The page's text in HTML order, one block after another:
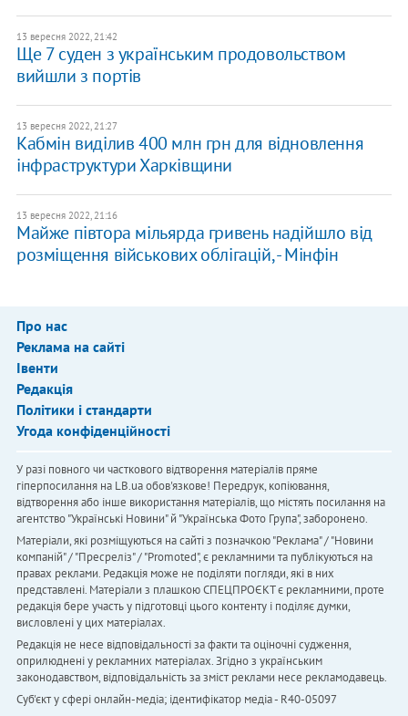
13 вересня 2022, 21:42
Ще 7 суден з українським продовольством
вийшли з портів
13 вересня 2022, 21:27
Кабмін виділив 400 млн грн для відновлення
інфраструктури Харківщини
13 вересня 2022, 21:16
Майже півтора мільярда гривень надійшло від
розміщення військових облігацій, - Мінфін
Про нас
Реклама на сайті
Івенти
Редакція
Політики і стандарти
Угода конфіденційності
У разі повного чи часткового відтворення матеріалів пряме
гіперпосилання на LB.ua обов'язкове! Передрук, копіювання,
відтворення або інше використання матеріалів, що містять посилання на
агентство "Українськi Новини" й "Українська Фото Група", заборонено.
Матеріали, які розміщуються на сайті з позначкою "Реклама" / "Новини
компаній" / "Пресреліз" / "Promoted", є рекламними та публікуються на
правах реклами. Редакція може не поділяти погляди, які в них
представлені. Матеріали з плашкою СПЕЦПРОЄКТ є рекламними, проте
редакція бере участь у підготовці цього контенту і поділяє думки,
висловлені у цих матеріалах.
Редакція не несе відповідальності за факти та оціночні судження,
оприлюднені у рекламних матеріалах. Згідно з українським
законодавством, відповідальність за зміст реклами несе рекламодавець.
Cуб'єкт у сфері онлайн-медіа; ідентифікатор медіа - R40-05097